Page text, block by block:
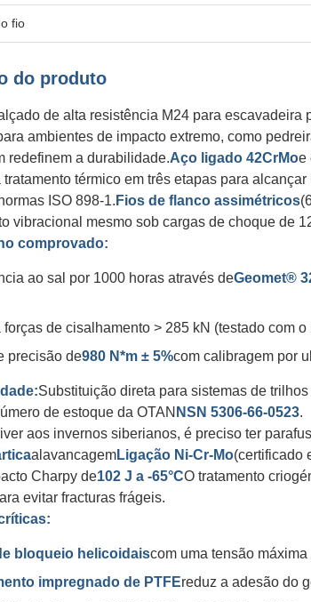
fio
do produto
de alta resistência M24 para
ambientes de impacto extremo, como
redefinem a durabilidade.Aço ligado 42CrMoe
térmico em três etapas para
ISO 898-1. Fios de flanco assimétricos
vibracional mesmo sob cargas de choque de
comprovado:
ao sal por 1000 horas através deGeomet®
forças de cisalhamento > 285 kN (testado com
precisão de980 N*m ± 5%com calibragem por
Substituição direta para sistemas de
de estoque da OTAN NSN 5306-66-0523.
aos invernos siberianos, é preciso ter
alavancagemLigação Ni-Cr-Mo(certificado
Charpy de102 J a -65°CO tratamento
evitar fracturas frágeis.
bloqueio helicoidaiscom uma tensão máxima
impregnado de PTFEreduz a adesão do